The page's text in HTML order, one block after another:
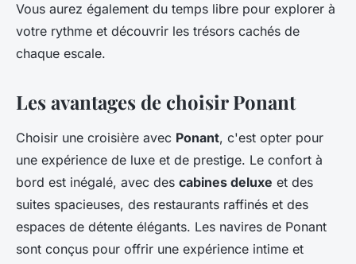
Vous aurez également du temps libre pour explorer à
votre rythme et découvrir les trésors cachés de
chaque escale.
Les avantages de choisir Ponant
Choisir une croisière avec Ponant, c'est opter pour
une expérience de luxe et de prestige. Le confort à
bord est inégalé, avec des cabines deluxe et des
suites spacieuses, des restaurants raffinés et des
espaces de détente élégants. Les navires de Ponant
sont conçus pour offrir une expérience intime et